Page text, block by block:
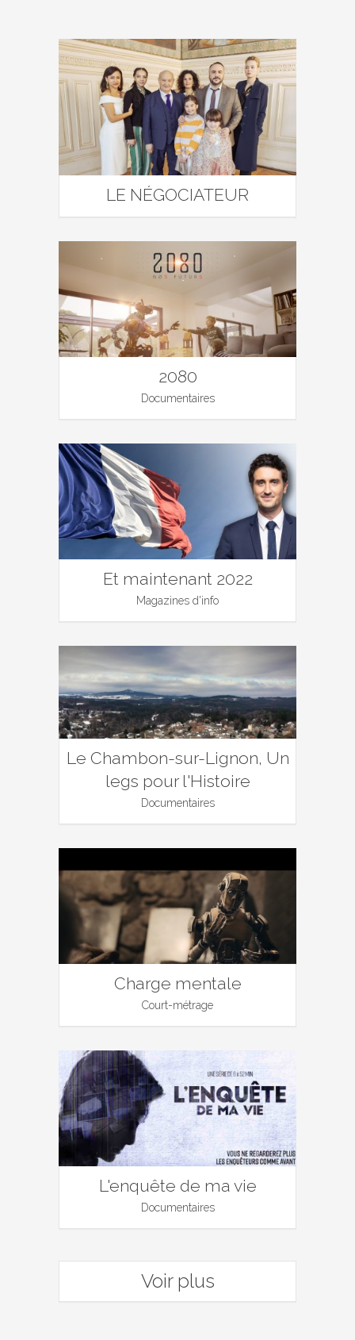
LE NÉGOCIATEUR
2080
Documentaires
Et maintenant 2022
Magazines d'info
Le Chambon-sur-Lignon, Un
legs pour l'Histoire
Documentaires
Charge mentale
Court-métrage
L'enquête de ma vie
Documentaires
Voir plus